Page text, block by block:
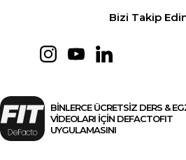
Bizi Takip
BİNLERCE ÜCRETSİZ DERS &
VİDEOLARI İÇİN DEFACTOFIT
UYGULAMASINI